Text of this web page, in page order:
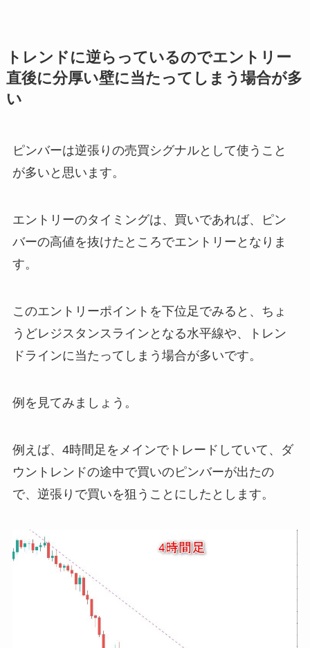
トレンドに逆らっているのでエントリー
直後に分厚い壁に当たってしまう場合が多
い
ピンバーは逆張りの売買シグナルとして使うこと
が多いと思います。
エントリーのタイミングは、買いであれば、ピン
バーの高値を抜けたところでエントリーとなりま
す。
このエントリーポイントを下位足でみると、ちょ
うどレジスタンスラインとなる水平線や、トレン
ドラインに当たってしまう場合が多いです。
例を見てみましょう。
例えば、4時間足をメインでトレードしていて、ダ
ウントレンドの途中で買いのピンバーが出たの
で、逆張りで買いを狙うことにしたとします。